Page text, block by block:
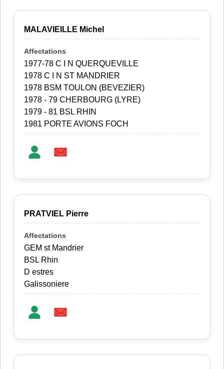
MALAVIEILLE Michel
1977-78 C I N QUERQUEVILLE
1978 C I N ST MANDRIER
1978 BSM TOULON (BEVEZIER)
1978 - 79 CHERBOURG (LYRE)
1979 - 81 BSL RHIN
1981 PORTE AVIONS FOCH
PRATVIEL Pierre
GEM st Mandrier
BSL Rhin
D estres
Galissoniere